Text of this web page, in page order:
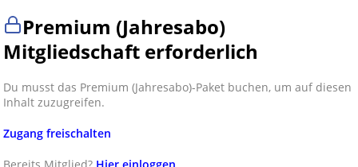
Premium (Jahresabo)
Mitgliedschaft erforderlich
Du musst das Premium (Jahresabo)-Paket buchen, um auf diesen
Inhalt zuzugreifen.
Zugang freischalten